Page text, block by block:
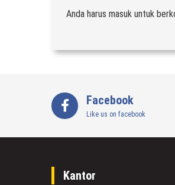
Anda harus masuk untuk
Facebook
Like us on facebook
Kantor